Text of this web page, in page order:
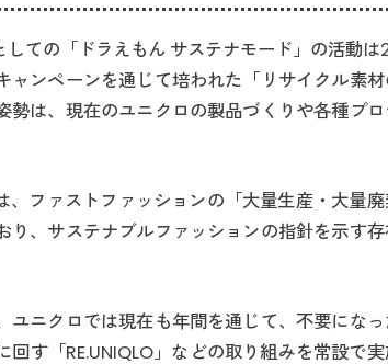
ての「ドラえもん サステナモード」の活動
ンペーンを通じて培われた「リサイクル素
は、現在のユニクロの製品づくりや各種プロ
ファストファッションの「大量生産・大量
、サステナブルファッションの指針を示す存
ニクロでは現在も年間を通じて、不要にな
す「RE.UNIQLO」などの取り組みを常設で